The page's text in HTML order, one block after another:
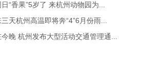
“香果”5岁了 来杭州动物园为...
天杭州高温即将奔“4”6月份雨...
晚 杭州发布大型活动交通管理通...